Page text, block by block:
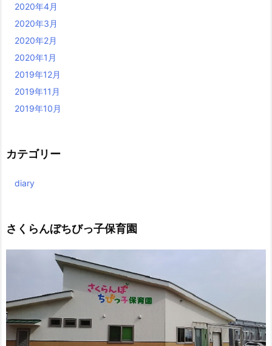
2020年4月
2020年3月
2020年2月
2020年1月
2019年12月
2019年11月
2019年10月
カテゴリー
diary
さくらんぼちびっ子保育園